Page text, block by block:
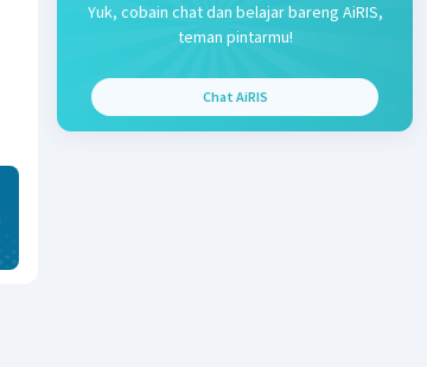
Yuk, cobain chat dan belajar bareng AiRIS,
teman pintarmu!
Chat AiRIS